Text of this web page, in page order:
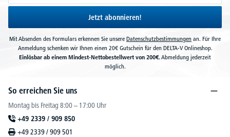
Jetzt abonnieren!
Mit Absenden des Formulars erkennen Sie unsere Datenschutzbestimmungen an. Für Ihre
Anmeldung schenken wir Ihnen einen 20€ Gutschein für den DELTA-V Onlineshop.
Einlösbar ab einem Mindest-Nettobestellwert von 200€.Abmeldung jederzeit
möglich.
So erreichen Sie uns
Montag bis Freitag 8:00 – 17:00 Uhr
+49 2339 / 909 850
+49 2339 / 909 501